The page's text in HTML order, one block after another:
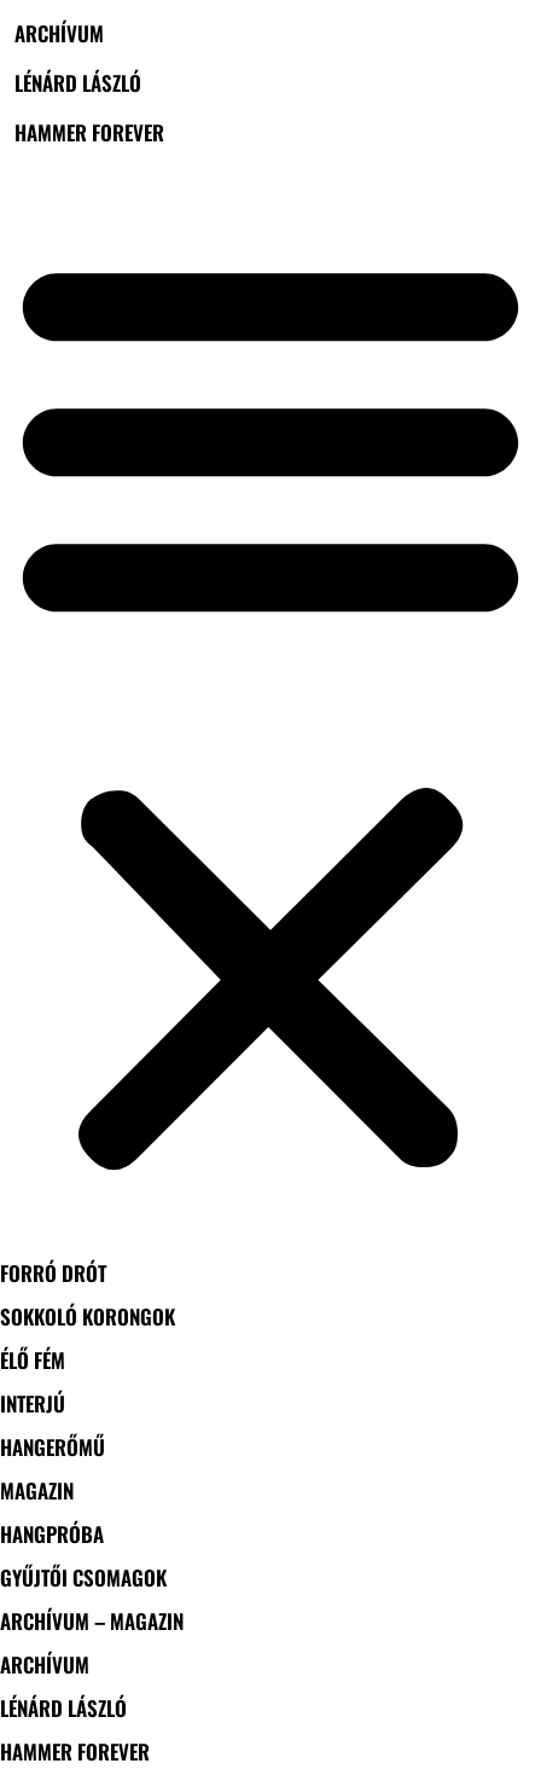
ARCHÍVUM
LÉNÁRD LÁSZLÓ
HAMMER FOREVER
FORRÓ DRÓT
SOKKOLÓ KORONGOK
ÉLŐ FÉM
INTERJÚ
HANGERŐMŰ
MAGAZIN
HANGPRÓBA
GYŰJTŐI CSOMAGOK
ARCHÍVUM – MAGAZIN
ARCHÍVUM
LÉNÁRD LÁSZLÓ
HAMMER FOREVER